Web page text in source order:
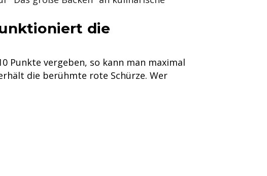
die
Punkte vergeben, so kann man maximal
die berühmte rote Schürze. Wer